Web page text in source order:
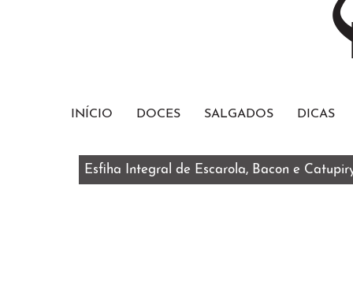
INÍCIO DOCES SALGADOS DICAS
Esfiha Integral de Escarola, Bacon e